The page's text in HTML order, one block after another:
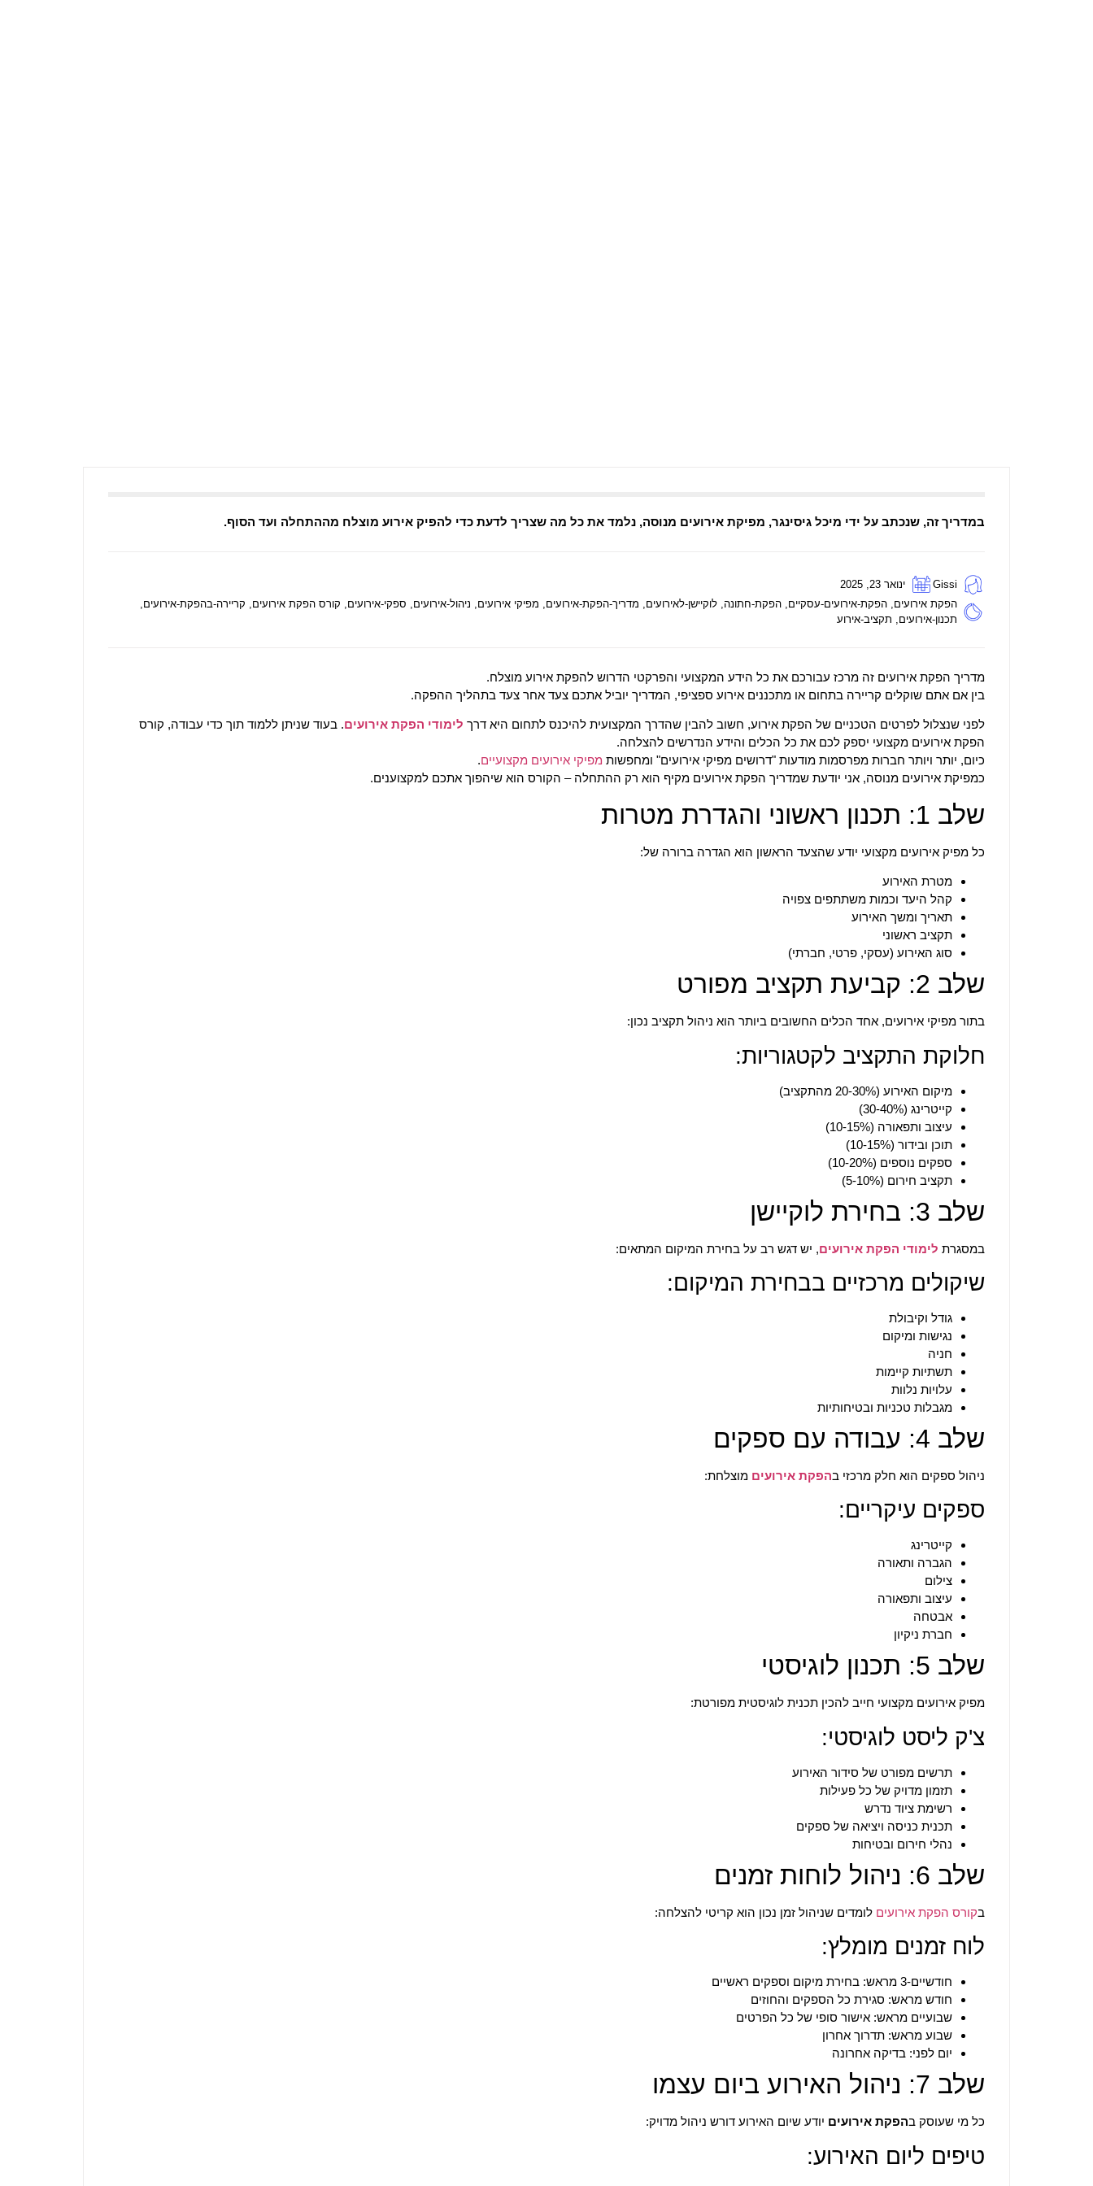
במדריך זה, שנכתב על ידי מיכל גיסינגר, מפיקת אירועים מנוסה, נלמד את כל מה שצריך לדעת כדי להפיק אירוע מוצלח מההתחלה ועד הסוף.
Gissi
ינואר 23, 2025
הפקת אירועים, הפקת-אירועים-עסקיים, הפקת-חתונה, לוקיישן-לאירועים, מדריך-הפקת-אירועים, מפיקי אירועים, ניהול-אירועים, ספקי-אירועים, קורס הפקת אירועים, קריירה-בהפקת-אירועים,
תכנון-אירועים, תקציב-אירוע
מדריך הפקת אירועים זה מרכז עבורכם את כל הידע המקצועי והפרקטי הדרוש להפקת אירוע מוצלח.
בין אם אתם שוקלים קריירה בתחום או מתכננים אירוע ספציפי, המדריך יוביל אתכם צעד אחר צעד בתהליך ההפקה.
לפני שנצלול לפרטים הטכניים של הפקת אירוע, חשוב להבין שהדרך המקצועית להיכנס לתחום היא דרך לימודי הפקת אירועים. בעוד שניתן ללמוד תוך כדי עבודה, קורס
הפקת אירועים מקצועי יספק לכם את כל הכלים והידע הנדרשים להצלחה.
כיום, יותר ויותר חברות מפרסמות מודעות "דרושים מפיקי אירועים" ומחפשות מפיקי אירועים מקצועיים.
כמפיקת אירועים מנוסה, אני יודעת שמדריך הפקת אירועים מקיף הוא רק ההתחלה – הקורס הוא שיהפוך אתכם למקצוענים.
שלב 1: תכנון ראשוני והגדרת מטרות
כל מפיק אירועים מקצועי יודע שהצעד הראשון הוא הגדרה ברורה של:
מטרת האירוע
קהל היעד וכמות משתתפים צפויה
תאריך ומשך האירוע
תקציב ראשוני
סוג האירוע (עסקי, פרטי, חברתי)
שלב 2: קביעת תקציב מפורט
בתור מפיקי אירועים, אחד הכלים החשובים ביותר הוא ניהול תקציב נכון:
חלוקת התקציב לקטגוריות:
מיקום האירוע (20-30% מהתקציב)
קייטרינג (30-40%)
עיצוב ותפאורה (10-15%)
תוכן ובידור (10-15%)
ספקים נוספים (10-20%)
תקציב חירום (5-10%)
שלב 3: בחירת לוקיישן
במסגרת לימודי הפקת אירועים, יש דגש רב על בחירת המיקום המתאים:
שיקולים מרכזיים בבחירת המיקום:
גודל וקיבולת
נגישות ומיקום
חניה
תשתיות קיימות
עלויות נלוות
מגבלות טכניות ובטיחותיות
שלב 4: עבודה עם ספקים
ניהול ספקים הוא חלק מרכזי בהפקת אירועים מוצלחת:
ספקים עיקריים:
קייטרינג
הגברה ותאורה
צילום
עיצוב ותפאורה
אבטחה
חברת ניקיון
שלב 5: תכנון לוגיסטי
מפיק אירועים מקצועי חייב להכין תכנית לוגיסטית מפורטת:
צ'ק ליסט לוגיסטי:
תרשים מפורט של סידור האירוע
תזמון מדויק של כל פעילות
רשימת ציוד נדרש
תכנית כניסה ויציאה של ספקים
נהלי חירום ובטיחות
שלב 6: ניהול לוחות זמנים
בקורס הפקת אירועים לומדים שניהול זמן נכון הוא קריטי להצלחה:
לוח זמנים מומלץ:
חודשיים-3 מראש: בחירת מיקום וספקים ראשיים
חודש מראש: סגירת כל הספקים והחוזים
שבועיים מראש: אישור סופי של כל הפרטים
שבוע מראש: תדרוך אחרון
יום לפני: בדיקה אחרונה
שלב 7: ניהול האירוע ביום עצמו
כל מי שעוסק בהפקת אירועים יודע שיום האירוע דורש ניהול מדויק:
טיפים ליום האירוע: